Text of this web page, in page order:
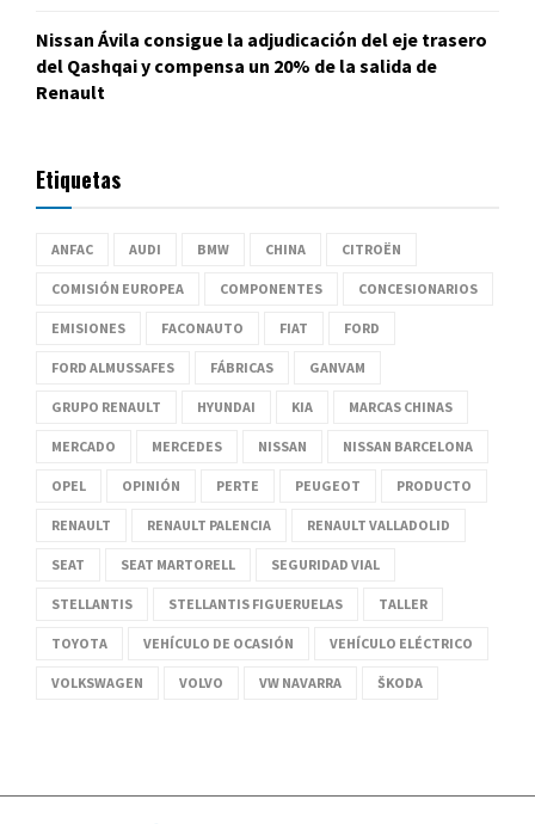
Nissan Ávila consigue la adjudicación del eje trasero
del Qashqai y compensa un 20% de la salida de
Renault
Etiquetas
ANFAC AUDI BMW CHINA CITROËN
COMISIÓN EUROPEA COMPONENTES CONCESIONARIOS
EMISIONES FACONAUTO FIAT FORD
FORD ALMUSSAFES FÁBRICAS GANVAM
GRUPO RENAULT HYUNDAI KIA MARCAS CHINAS
MERCADO MERCEDES NISSAN NISSAN BARCELONA
OPEL OPINIÓN PERTE PEUGEOT PRODUCTO
RENAULT RENAULT PALENCIA RENAULT VALLADOLID
SEAT SEAT MARTORELL SEGURIDAD VIAL
STELLANTIS STELLANTIS FIGUERUELAS TALLER
TOYOTA VEHÍCULO DE OCASIÓN VEHÍCULO ELÉCTRICO
VOLKSWAGEN VOLVO VW NAVARRA ŠKODA